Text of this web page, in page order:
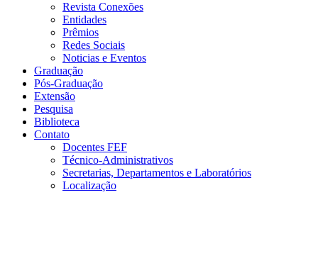
Revista Conexões
Entidades
Prêmios
Redes Sociais
Noticias e Eventos
Graduação
Pós-Graduação
Extensão
Pesquisa
Biblioteca
Contato
Docentes FEF
Técnico-Administrativos
Secretarias, Departamentos e Laboratórios
Localização